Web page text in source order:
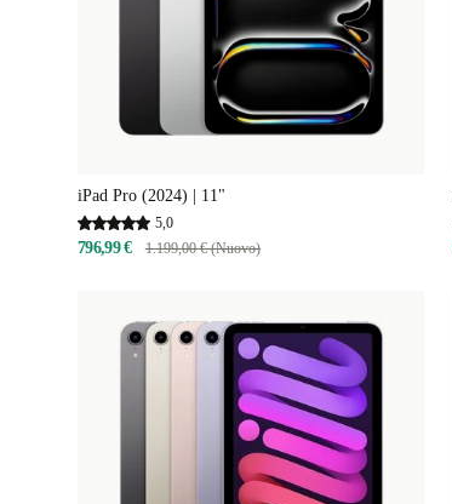
iPad Pro (2024) | 11"
5,0
796,99 € 1.199,00 € (Nuovo)